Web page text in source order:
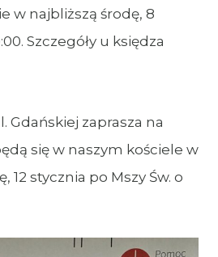
w najbliższą środę, 8
Szczegóły u księdza
Gdańskiej zaprasza na
się w naszym kościele w
12 stycznia po Mszy Św. o